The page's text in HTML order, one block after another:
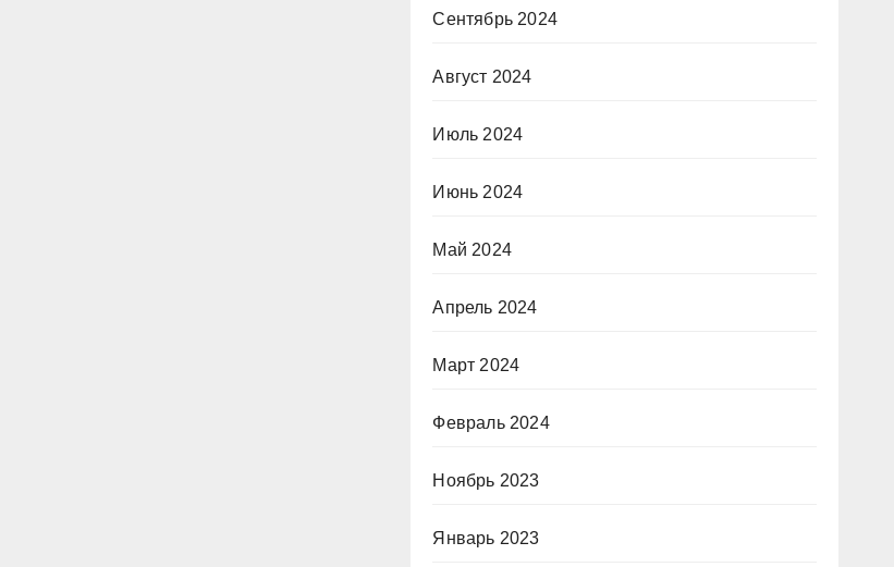
Сентябрь 2024
Август 2024
Июль 2024
Июнь 2024
Май 2024
Апрель 2024
Март 2024
Февраль 2024
Ноябрь 2023
Январь 2023